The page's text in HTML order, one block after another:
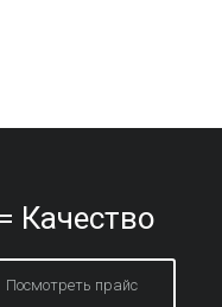
Качество
Посмотреть прайс